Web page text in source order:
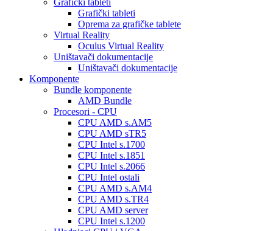
Grafički tableti
Grafički tableti
Oprema za grafičke tablete
Virtual Reality
Oculus Virtual Reality
Uništavači dokumentacije
Uništavači dokumentacije
Komponente
Bundle komponente
AMD Bundle
Procesori - CPU
CPU AMD s.AM5
CPU AMD sTR5
CPU Intel s.1700
CPU Intel s.1851
CPU Intel s.2066
CPU Intel ostali
CPU AMD s.AM4
CPU AMD s.TR4
CPU AMD server
CPU Intel s.1200